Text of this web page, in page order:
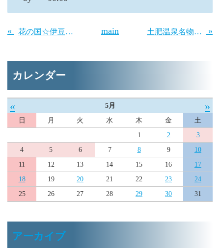
« 花の国☆伊豆市「虹の郷」開花情報～♪ main 土肥温泉名物のマボロシの「白びわ」情報～♪ »
カレンダー
« 5月 »
日 月 火 水 木 金
土
1
2
3
4
5 6 7 8 9
10
11
12 13 14 15 16
17
18
19 20 21 22 23
24
25
26 27 28 29 30 31
アーカイブ